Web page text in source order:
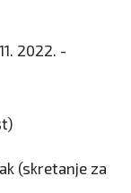
2022. -
(skretanje za